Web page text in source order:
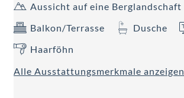
Aussicht auf eine Berglandschaft
Balkon/Terrasse
Dusche
Haarföhn
Alle Ausstattungsmerkmale anzeigen